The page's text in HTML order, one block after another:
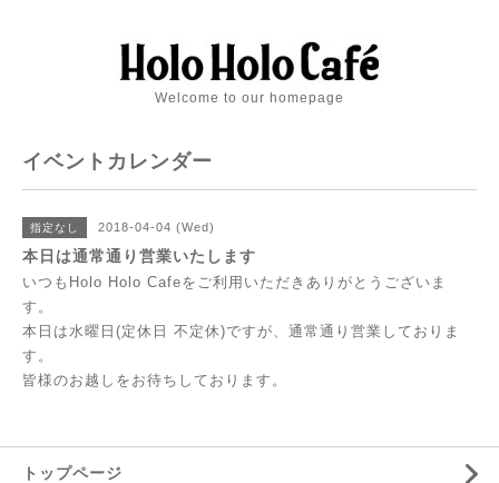
Welcome to our homepage
イベントカレンダー
指定なし 2018-04-04 (Wed)
本日は通常通り営業いたします
いつもHolo Holo Cafeをご利用いただきありがとうございま
す。
本日は水曜日(定休日 不定休)ですが、通常通り営業しておりま
す。
皆様のお越しをお待ちしております。
トップページ